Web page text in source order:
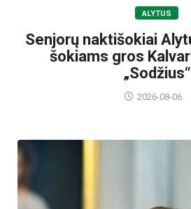
ALYTUS
Senjorų naktišokiai
šokiams gros
„Sodžius“
2026-08-06